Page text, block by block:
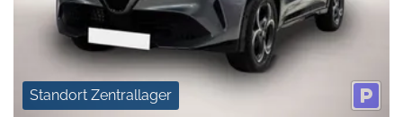
Standort Zentrallager